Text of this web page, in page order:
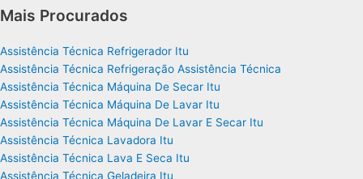
Mais Procurados
Assistência Técnica Refrigerador Itu
Assistência Técnica Refrigeração Assistência Técnica
Assistência Técnica Máquina De Secar Itu
Assistência Técnica Máquina De Lavar Itu
Assistência Técnica Máquina De Lavar E Secar Itu
Assistência Técnica Lavadora Itu
Assistência Técnica Lava E Seca Itu
Assistência Técnica Geladeira Itu